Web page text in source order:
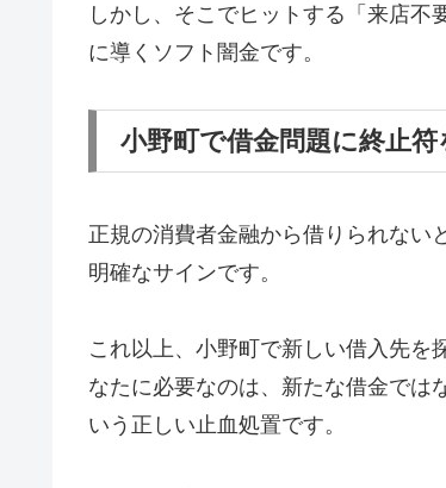
しかし、そこでヒットする「来店
に導くソフト闇金です。
小野町で借金問題に終止符
正規の消費者金融から借りられない
明確なサインです。
これ以上、小野町で新しい借入先を
なたに必要なのは、新たな借金では
いう正しい止血処置です。